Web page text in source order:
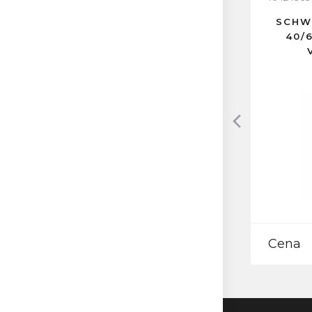
40/
Cena